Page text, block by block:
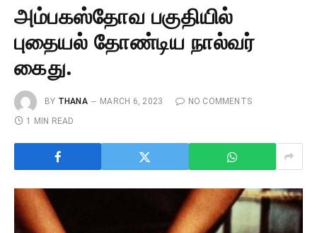
அம்பகஸ்தோவ பகுதியில்
புதையல் தோண்டிய நால்வர்
கைது.
BY THANA MARCH 6, 2023
NO COMMENTS
1 MIN READ